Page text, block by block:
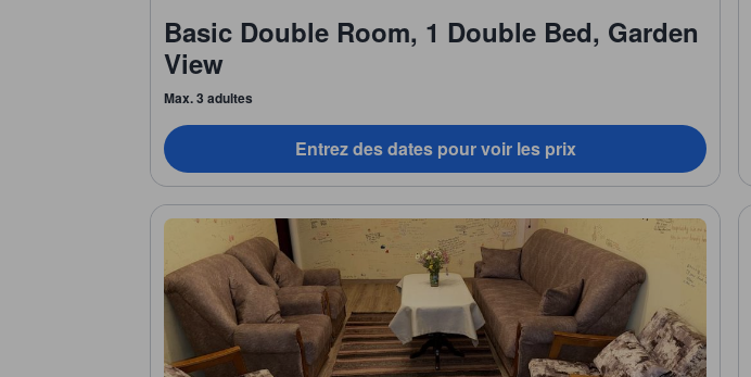
Basic Double Room, 1 Double Bed, Garden
View
Max. 3 adultes
Entrez des dates pour voir les prix